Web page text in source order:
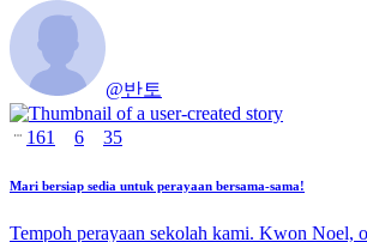
@반토
161 6 35
Mari bersiap sedia untuk perayaan bersama-sama!
Tempoh perayaan sekolah kami. Kwon Noel,